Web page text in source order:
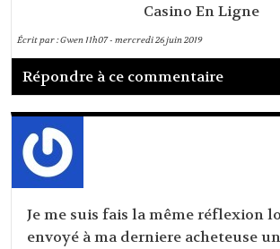
Casino En Ligne
Écrit par :Gwen11h07-mercredi 26juin 2019
Répondre à ce commentaire
Je me suis fais la même réflexion
envoyé à ma derniere acheteuse